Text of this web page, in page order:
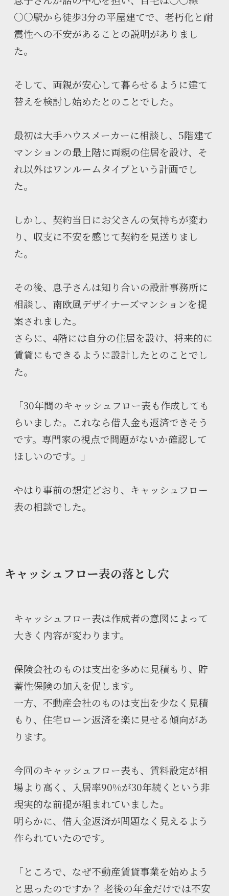
○○駅から徒歩3分の平屋建てで、老朽化と耐
震性への不安があることの説明がありまし
た。
そして、両親が安心して暮らせるように建て
替えを検討し始めたとのことでした。
最初は大手ハウスメーカーに相談し、5階建て
マンションの最上階に両親の住居を設け、そ
れ以外はワンルームタイプという計画でし
た。
しかし、契約当日にお父さんの気持ちが変わ
り、収支に不安を感じて契約を見送りまし
た。
その後、息子さんは知り合いの設計事務所に
相談し、南欧風デザイナーズマンションを提
案されました。
さらに、4階には自分の住居を設け、将来的に
賃貸にもできるように設計したとのことでし
た。
「30年間のキャッシュフロー表も作成しても
らいました。これなら借入金も返済できそう
です。専門家の視点で問題がないか確認して
ほしいのです。」
やはり事前の想定どおり、キャッシュフロー
表の相談でした。
キャッシュフロー表の落とし穴
キャッシュフロー表は作成者の意図によって
大きく内容が変わります。
保険会社のものは支出を多めに見積もり、貯
蓄性保険の加入を促します。
一方、不動産会社のものは支出を少なく見積
もり、住宅ローン返済を楽に見せる傾向があ
ります。
今回のキャッシュフロー表も、賃料設定が相
場より高く、入居率90%が30年続くという非
現実的な前提が組まれていました。
明らかに、借入金返済が問題なく見えるよう
作られていたのです。
「ところで、なぜ不動産賃貸事業を始めよう
と思ったのですか？ 老後の年金だけでは不安